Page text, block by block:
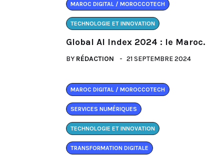
MAROC DIGITAL / MOROCCOTECH
TECHNOLOGIE ET INNOVATION
Global AI Index 2024 : le Maroc.
BY RÉDACTION 21 SEPTEMBRE 2024
MAROC DIGITAL / MOROCCOTECH
SERVICES NUMÉRIQUES
TECHNOLOGIE ET INNOVATION
TRANSFORMATION DIGITALE